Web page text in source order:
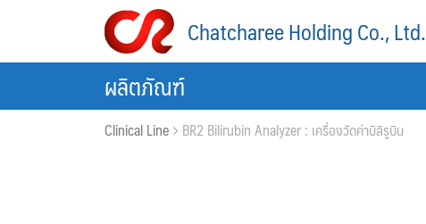
Chatcharee Holding Co., Ltd.
ผลิตภัณฑ์
Clinical Line BR2 Bilirubin Analyzer : เครื่องวัดค่าบิลิรูบิน